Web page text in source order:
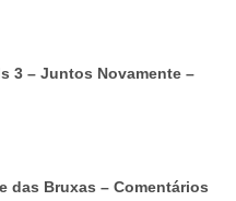
3 – Juntos Novamente –
das Bruxas – Comentários